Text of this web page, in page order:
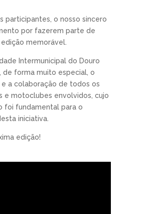
participantes, o nosso sincero
por fazerem parte de
memorável.
Intermunicipal do Douro
de forma muito especial, o
a colaboração de todos os
e motoclubes envolvidos, cujo
foi fundamental para o
iniciativa.
edição!